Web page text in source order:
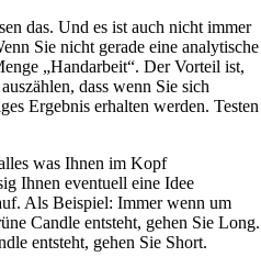
das. Und es ist auch nicht immer
Sie nicht gerade eine analytische
„Handarbeit“. Der Vorteil ist,
dass wenn Sie sich
Ergebnis erhalten werden. Testen
was Ihnen im Kopf
Ihnen eventuell eine Idee
Als Beispiel: Immer wenn um
Candle entsteht, gehen Sie Long.
entsteht, gehen Sie Short.